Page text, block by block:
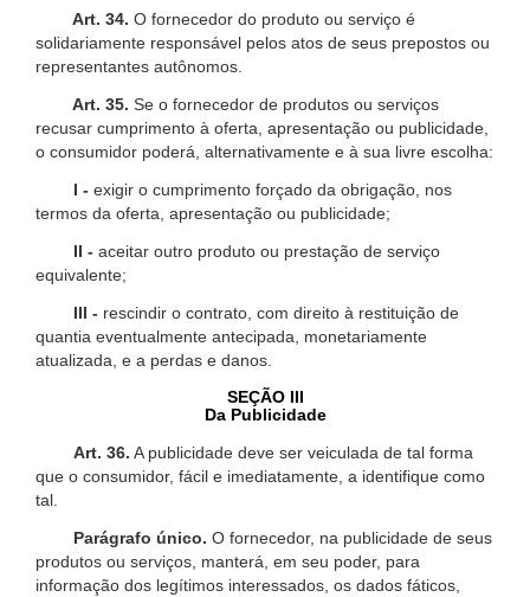
Art. 34. O fornecedor do produto ou serviço é
solidariamente responsável pelos atos de seus prepostos ou
representantes autônomos.
Art. 35. Se o fornecedor de produtos ou serviços
recusar cumprimento à oferta, apresentação ou publicidade,
o consumidor poderá, alternativamente e à sua livre escolha:
I - exigir o cumprimento forçado da obrigação, nos
termos da oferta, apresentação ou publicidade;
II - aceitar outro produto ou prestação de serviço
equivalente;
III - rescindir o contrato, com direito à restituição de
quantia eventualmente antecipada, monetariamente
atualizada, e a perdas e danos.
SEÇÃO III
Da Publicidade
Art. 36. A publicidade deve ser veiculada de tal forma
que o consumidor, fácil e imediatamente, a identifique como
tal.
Parágrafo único. O fornecedor, na publicidade de seus
produtos ou serviços, manterá, em seu poder, para
informação dos legítimos interessados, os dados fáticos,